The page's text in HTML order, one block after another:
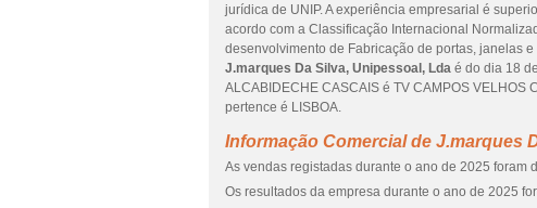
jurídica de UNIP. A experiência empresarial é
acordo com a Classificação Internacional
desenvolvimento de Fabricação de portas, janelas
J.marques Da Silva, Unipessoal, Lda é do dia 18
ALCABIDECHE CASCAIS é TV CAMPOS VELHOS
pertence é LISBOA.
Informação Comercial de J.marques
As vendas registadas durante o ano de 2025 foram
Os resultados da empresa durante o ano de 2025